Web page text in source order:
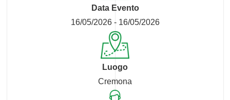
Data Evento
16/05/2026 - 16/05/2026
Luogo
Cremona